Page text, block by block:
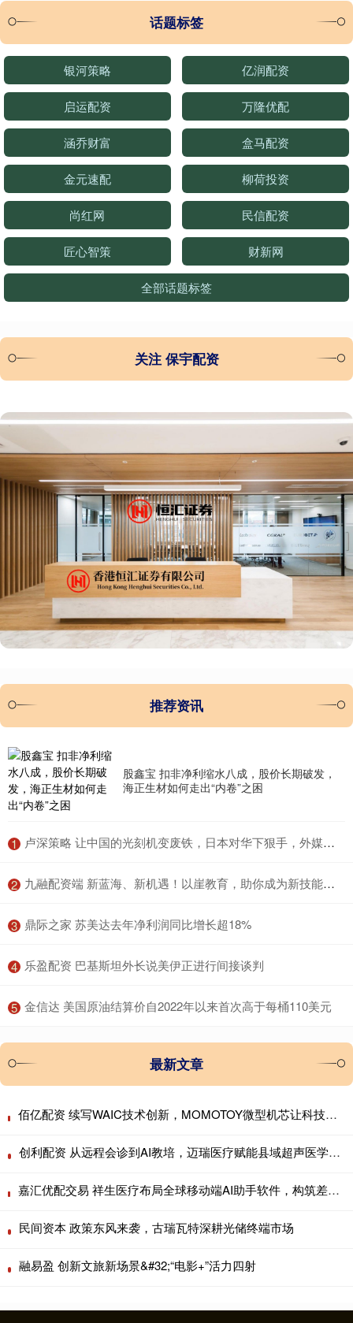
话题标签
银河策略 亿润配资
启运配资 万隆优配
涵乔财富 盒马配资
金元速配 柳荷投资
尚红网 民信配资
匠心智策 财新网
全部话题标签
关注 保宇配资
推荐资讯
股鑫宝 扣非净利缩水八成，股价长期破发，
海正生材如何走出“内卷”之困
1 ​卢深策略 让中国的光刻机变废铁，日本对华下狠手，外媒：比美国人还绝
2 ​九融配资端 新蓝海、新机遇！以崖教育，助你成为新技能人才
3 ​鼎际之家 苏美达去年净利润同比增长超18%
4 ​乐盈配资 巴基斯坦外长说美伊正进行间接谈判
5 ​金信达 美国原油结算价自2022年以来首次高于每桶110美元
最新文章
佰亿配资 续写WAIC技术创新，MOMOTOY微型机芯让科技贴近烟火日常
创利配资 从远程会诊到AI教培，迈瑞医疗赋能县域超声医学中心
嘉汇优配交易 祥生医疗布局全球移动端AI助手软件，构筑差异化服务生态
民间资本 政策东风来袭，古瑞瓦特深耕光储终端市场
融易盈 创新文旅新场景&#32;“电影+”活力四射